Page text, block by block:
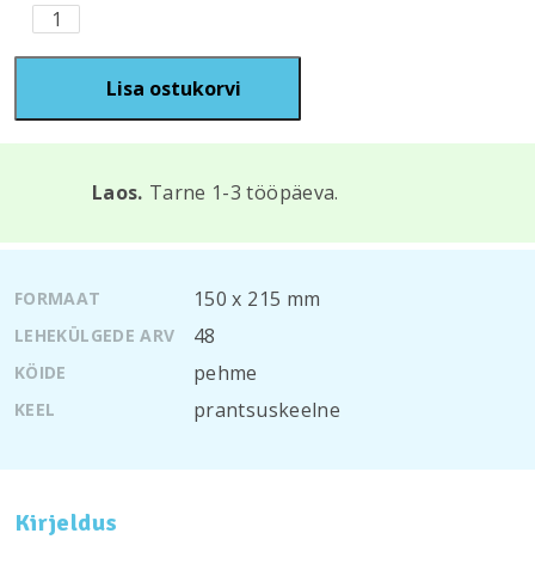
Riga.
Sur
les
Lisa ostukorvi
Laos. Tarne 1-3 tööpäeva.
FORMAAT 150 х 215 mm
LEHEKÜLGEDE ARV 48
KÖIDE pehme
KEEL prantsuskeelne
Kirjeldus